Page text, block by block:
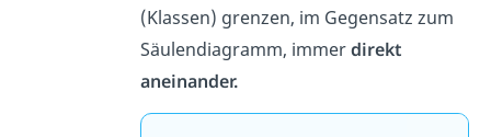
(Klassen) grenzen, im Gegensatz zum
Säulendiagramm, immerdirekt
aneinander.